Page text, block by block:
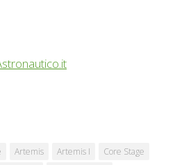
Artemis Artemis I
Core Stage